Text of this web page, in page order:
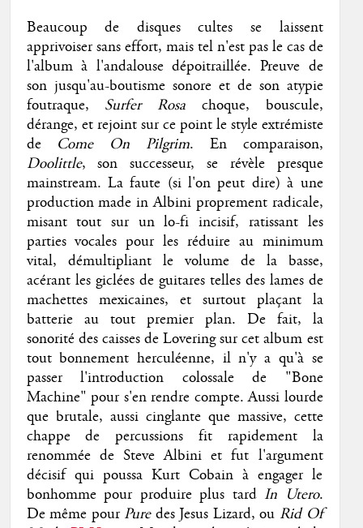
Beaucoup de disques cultes se laissent
apprivoiser sans effort, mais tel n'est pas le cas de
l'album à l'andalouse dépoitraillée. Preuve de
son jusqu'au-boutisme sonore et de son atypie
foutraque, Surfer Rosa choque, bouscule,
dérange, et rejoint sur ce point le style extrémiste
de Come On Pilgrim. En comparaison,
Doolittle, son successeur, se révèle presque
mainstream. La faute (si l'on peut dire) à une
production made in Albini proprement radicale,
misant tout sur un lo-fi incisif, ratissant les
parties vocales pour les réduire au minimum
vital, démultipliant le volume de la basse,
acérant les giclées de guitares telles des lames de
machettes mexicaines, et surtout plaçant la
batterie au tout premier plan. De fait, la
sonorité des caisses de Lovering sur cet album est
tout bonnement herculéenne, il n'y a qu'à se
passer l'introduction colossale de "Bone
Machine" pour s'en rendre compte. Aussi lourde
que brutale, aussi cinglante que massive, cette
chappe de percussions fit rapidement la
renommée de Steve Albini et fut l'argument
décisif qui poussa Kurt Cobain à engager le
bonhomme pour produire plus tard In Utero.
De même pour Pure des Jesus Lizard, ou Rid Of